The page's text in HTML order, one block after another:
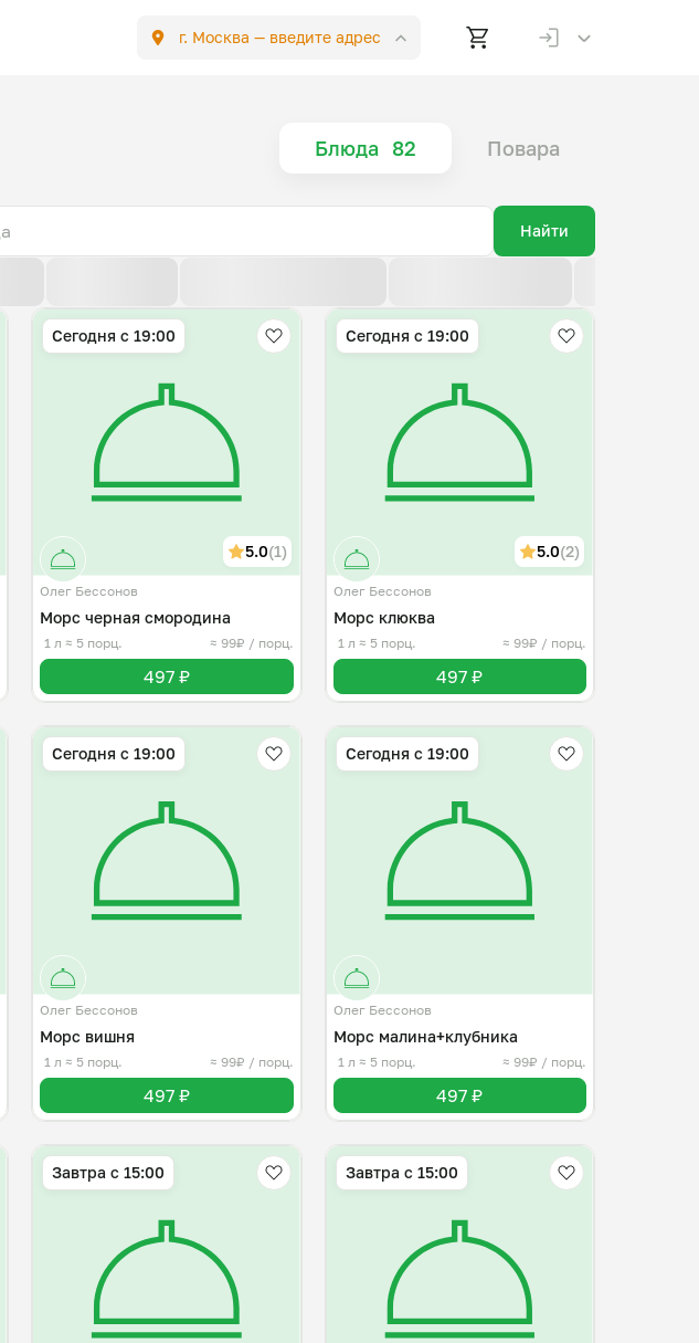
г. Москва — введите адрес
Блюда 82 Повара
Найти
Сегодня с 19:00
5.0(1)
Олег Бессонов
Морс черная смородина
1 л≈ 5 порц. ≈ 99₽ / порц.
497 ₽
Сегодня с 19:00
5.0(2)
Олег Бессонов
Морс клюква
1 л ≈ 5 порц. ≈ 99₽ / порц.
497 ₽
Сегодня с 19:00
Олег Бессонов
Морс вишня
1 л≈ 5 порц. ≈ 99₽ / порц.
497 ₽
Сегодня с 19:00
Олег Бессонов
Морс малина+клубника
1 л ≈ 5 порц. ≈ 99₽ / порц.
497 ₽
Завтра c 15:00 Завтра c 15:00